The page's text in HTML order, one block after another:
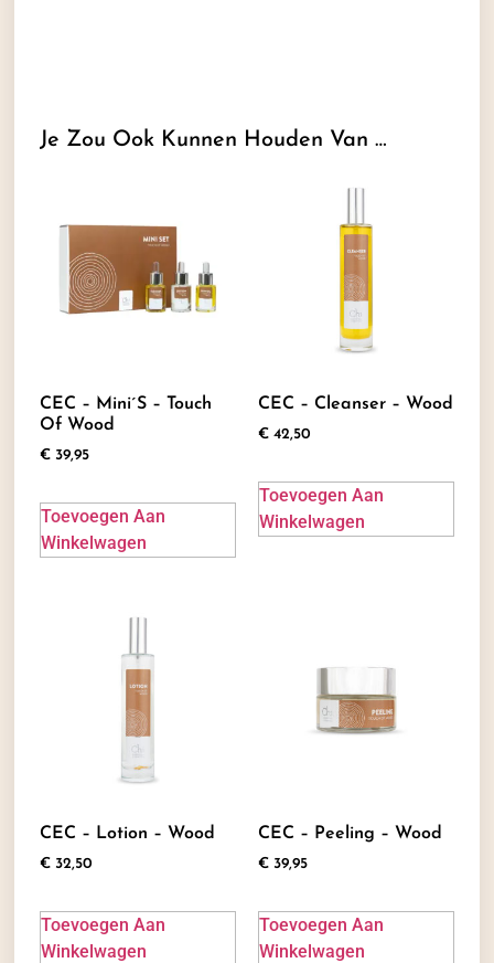
Je Zou Ook Kunnen Houden Van …
CEC – Mini´s – Touch
Of Wood
€ 39,95
Toevoegen Aan
Winkelwagen
CEC – Cleanser – Wood
€ 42,50
Toevoegen Aan
Winkelwagen
CEC – Lotion – Wood
€ 32,50
Toevoegen Aan
Winkelwagen
CEC – Peeling – Wood
€ 39,95
Toevoegen Aan
Winkelwagen